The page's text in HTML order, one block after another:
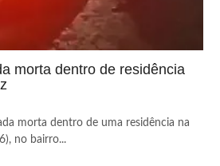
morta dentro de residência
morta dentro de uma residência na
no bairro...